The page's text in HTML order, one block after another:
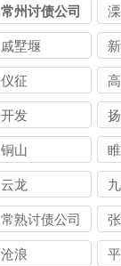
常州讨债公司
戚墅堰
仪征
开发
铜山
云龙
常熟讨债公司
司
沧浪